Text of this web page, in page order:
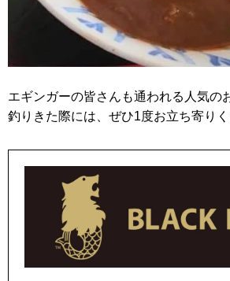
エギンガーの皆さんも通われる人気
釣りきた際には、ぜひ1度お立ち寄りく